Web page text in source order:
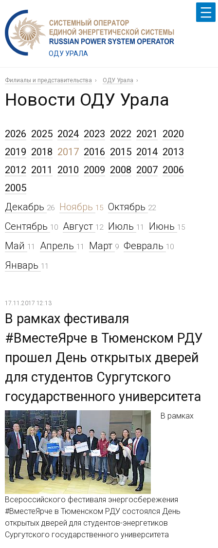
ОДУ УРАЛА
Филиалы и представительства ОДУ Урала
Новости ОДУ Урала
2026 2025 2024 2023 2022 2021
2020
2019 2018 2017
Декабрь 26 Ноябрь 15 Октябрь 22
Сентябрь 10 Август 12 Июль 11 Июнь 15
Май 11 Апрель 11 Март 9 Февраль 10
Январь 11
2016 2015 2014 2013
2012 2011 2010 2009 2008 2007 2006
2005
17.11.2017 12:13
В рамках фестиваля
#ВместеЯрче в Тюменском РДУ
прошел День открытых дверей
для студентов Сургутского
государственного университета
В рамках
Всероссийского фестиваля энергосбережения
#ВместеЯрче в Тюменском РДУ состоялся День
открытых дверей для студентов-энергетиков
Сургутского государственного университета